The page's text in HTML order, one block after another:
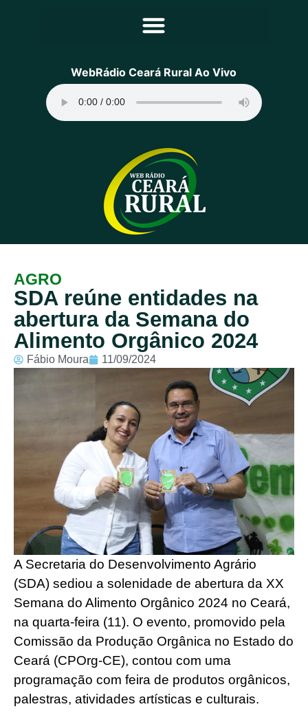
Principal
Programação
Equipe
Contato
Sobre
WebRádio Ceará Rural Ao Vivo
AGRO
SDA reúne entidades na
abertura da Semana do
Alimento Orgânico 2024
Fábio Moura 11/09/2024
A Secretaria do Desenvolvimento Agrário
(SDA) sediou a solenidade de abertura da XX
Semana do Alimento Orgânico 2024 no Ceará,
na quarta-feira (11). O evento, promovido pela
Comissão da Produção Orgânica no Estado do
Ceará (CPOrg-CE), contou com uma
programação com feira de produtos orgânicos,
palestras, atividades artísticas e culturais.